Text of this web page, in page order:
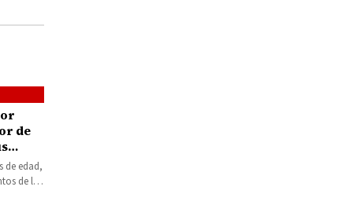
de
de edad,
de la